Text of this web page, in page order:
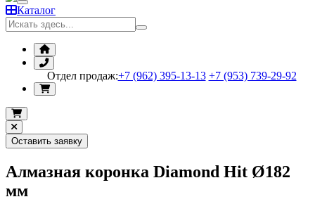
Каталог
Отдел продаж:+7 (962) 395-13-13 +7 (953) 739-29-92
Оставить заявку
Алмазная коронка Diamond Hit Ø182
мм